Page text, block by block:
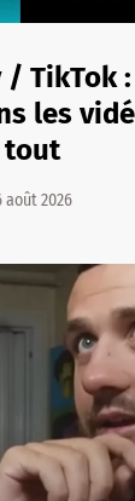
/ TikTok
les
tout
août 2026